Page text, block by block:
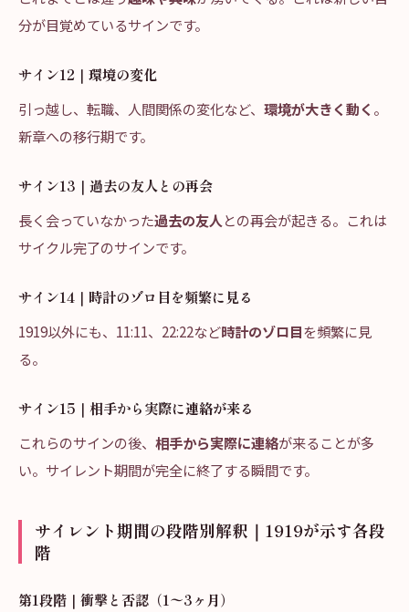
分が目覚めているサインです。
サイン12｜環境の変化
引っ越し、転職、人間関係の変化など、 環境が大きく動く 。
新章への移行期です。
サイン13｜過去の友人との再会
長く会っていなかった過去の友人 との再会が起きる。これは
サイクル完了のサインです。
サイン14｜時計のゾロ目を頻繁に見る
1919以外にも、11:11、22:22など時計のゾロ目を頻繁に見
る。
サイン15｜相手から実際に連絡が来る
これらのサインの後、 相手から実際に連絡が来ることが多
い。サイレント期間が完全に終了する瞬間です。
サイレント期間の段階別解釈｜1919が示す各段
階
第1段階｜衝撃と否認（1〜3ヶ月）